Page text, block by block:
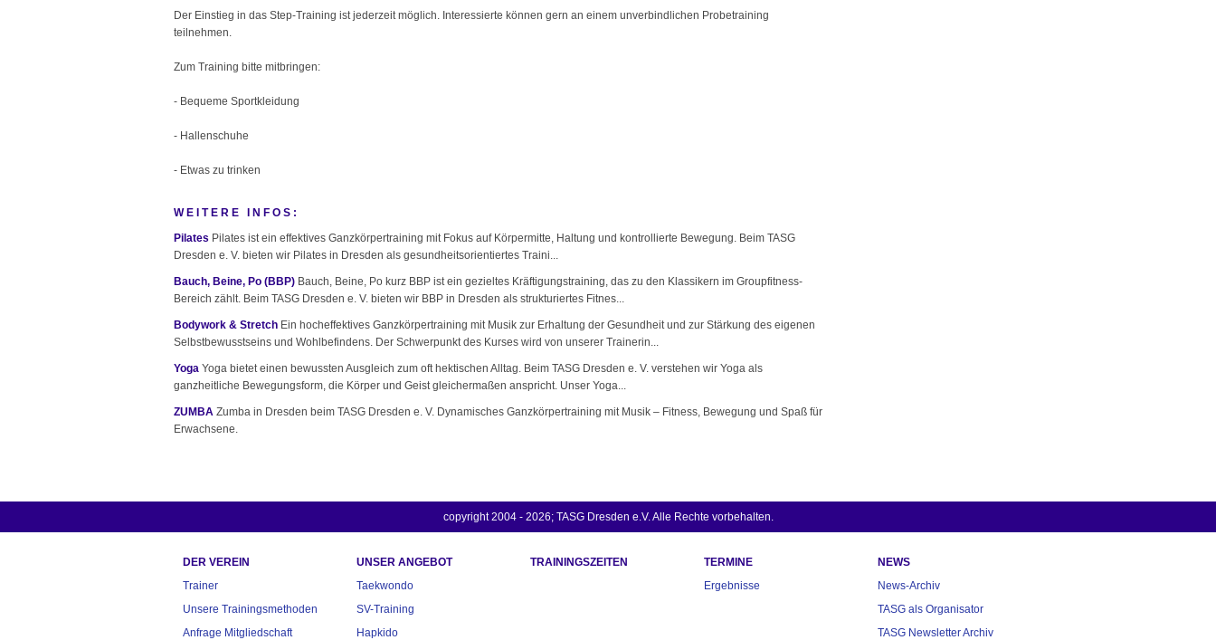
Der Einstieg in das Step-Training ist jederzeit möglich. Interessierte können gern an einem unverbindlichen Probetraining
teilnehmen.
Zum Training bitte mitbringen:
- Bequeme Sportkleidung
- Hallenschuhe
- Etwas zu trinken
WEITERE INFOS:
Pilates Pilates ist ein effektives Ganzkörpertraining mit Fokus auf Körpermitte, Haltung und kontrollierte Bewegung. Beim TASG
Dresden e. V. bieten wir Pilates in Dresden als gesundheitsorientiertes Traini...
Bauch, Beine, Po (BBP) Bauch, Beine, Po kurz BBP ist ein gezieltes Kräftigungstraining, das zu den Klassikern im Groupfitness-
Bereich zählt. Beim TASG Dresden e. V. bieten wir BBP in Dresden als strukturiertes Fitnes...
Bodywork & Stretch Ein hocheffektives Ganzkörpertraining mit Musik zur Erhaltung der Gesundheit und zur Stärkung des eigenen
Selbstbewusstseins und Wohlbefindens. Der Schwerpunkt des Kurses wird von unserer Trainerin...
Yoga Yoga bietet einen bewussten Ausgleich zum oft hektischen Alltag. Beim TASG Dresden e. V. verstehen wir Yoga als
ganzheitliche Bewegungsform, die Körper und Geist gleichermaßen anspricht. Unser Yoga...
ZUMBA Zumba in Dresden beim TASG Dresden e. V. Dynamisches Ganzkörpertraining mit Musik – Fitness, Bewegung und Spaß für
Erwachsene.
copyright 2004 - 2026; TASG Dresden e.V. Alle Rechte vorbehalten.
DER VEREIN
Trainer
Unsere Trainingsmethoden
Anfrage Mitgliedschaft
UNSER ANGEBOT
Taekwondo
SV-Training
Hapkido
TRAININGSZEITEN
TERMINE
Ergebnisse
NEWS
News-Archiv
TASG als Organisator
TASG Newsletter Archiv